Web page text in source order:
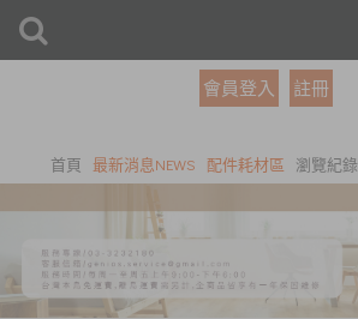
會員登入 註冊
首頁 最新消息NEWS 配件耗材區 瀏覽紀錄